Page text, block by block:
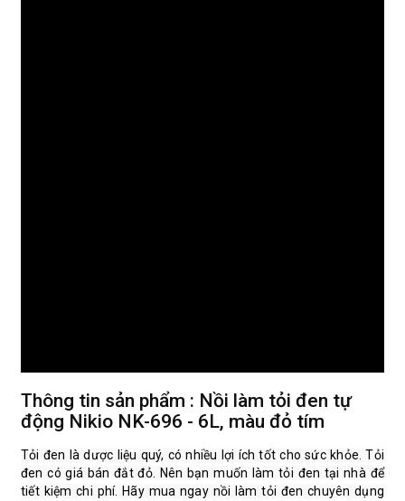
Thông tin sản phẩm : Nồi làm tỏi đen tự
động Nikio NK-696 - 6L, màu đỏ tím
Tỏi đen là dược liệu quý, có nhiều lợi ích tốt cho sức khỏe. Tỏi
đen có giá bán đắt đỏ. Nên bạn muốn làm tỏi đen tại nhà để
tiết kiệm chi phí. Hãy mua ngay nồi làm tỏi đen chuyên dụng